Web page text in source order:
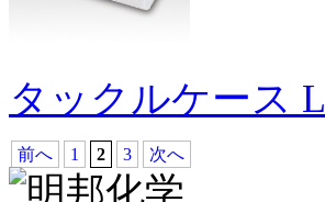
タックルケース L
前へ 1 2 3 次へ